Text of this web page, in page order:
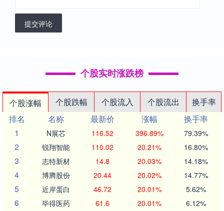
提交评论
个股实时涨跌榜
个股涨幅 个股跌幅 个股流入 个股流出
换手率
排名
名称 最新价 涨幅
换手率
1
N展芯 116.52 396.89% 79.39%
2 锐翔智能 110.02 20.21% 16.80%
3 志特新材 14.8 20.03% 14.18%
4 博腾股份 20.44 20.02% 14.77%
5 近岸蛋白 46.72 20.01% 5.62%
6 毕得医药 61.6 20.01% 6.12%